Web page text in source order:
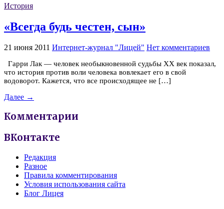
История
«Всегда будь честен, сын»
21 июня 2011 Интернет-журнал "Лицей" Нет комментариев
Гарри Лак — человек необыкновенной судьбы XX век показал,
что история против воли человека вовлекает его в свой
водоворот. Кажется, что все происходящее не […]
Далее →
Комментарии
ВКонтакте
Редакция
Разное
Правила комментирования
Условия использования сайта
Блог Лицея